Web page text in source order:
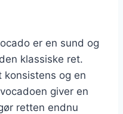
er en sund og
klassiske ret.
konsistens og en
giver en
retten endnu